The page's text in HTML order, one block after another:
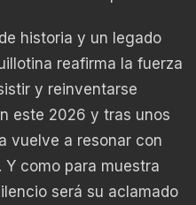
historia y un legado
reafirma la fuerza
y reinventarse
este 2026 y tras unos
vuelve a resonar con
como para muestra
será su aclamado